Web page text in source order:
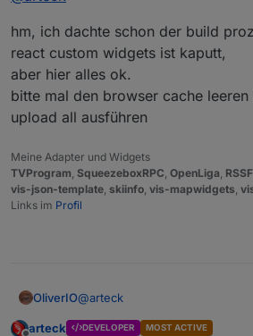
hm, ich dachte schon der build
react custom widgets ist kaputt,
aber hier alles ok.
bitte mal den browser cache
upload all ausführen
Meine Adapter und Widgets
TVProgram SqueezeboxRPC OpenLiga
vis-json-template skiinfo vis-mapwidgets
Links im Profil
OliverIO@arteck
hm, ich dachte schon der build
arteck DEVELOPER MOST ACTIVE